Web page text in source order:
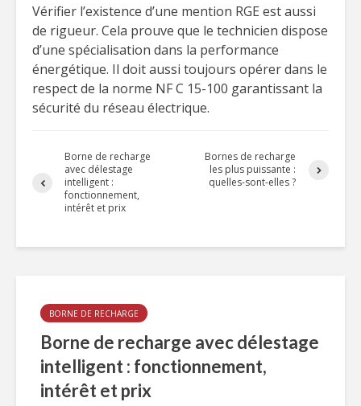
Vérifier l’existence d’une mention RGE est aussi
de rigueur. Cela prouve que le technicien dispose
d’une spécialisation dans la performance
énergétique. Il doit aussi toujours opérer dans le
respect de la norme NF C 15-100 garantissant la
sécurité du réseau électrique.
Borne de recharge
avec délestage
intelligent :
fonctionnement,
intérêt et prix
Bornes de recharge
les plus puissante :
quelles-sont-elles ?
BORNE DE RECHARGE
Borne de recharge avec délestage
intelligent : fonctionnement,
intérêt et prix